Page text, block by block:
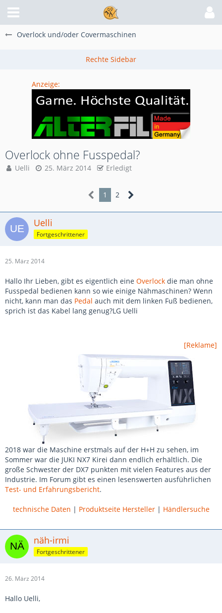
Overlock und/oder Covermaschinen
Anzeige:
Overlock ohne Fusspedal?
Uelli 25. März 2014 Erledigt
1 2
Uelli
Fortgeschrittener
25. März 2014
Hallo Ihr Lieben, gibt es eigentlich eine Overlock die man ohne
Fusspedal bedienen kann so wie einige Nähmaschinen? Wenn
nicht, kann man das Pedal auch mit dem linken Fuß bedienen,
sprich ist das Kabel lang genug?LG Uelli
[Reklame]
2018 war die Maschine erstmals auf der H+H zu sehen, im
Sommer war die JUKI NX7 Kirei dann endlich erhältlich. Die
große Schwester der DX7 punkten mit vielen Features aus der
Industrie. Im Forum gibt es einen lesenswerten ausführlichen
Test- und Erfahrungsbericht.
technische Daten | Produktseite Hersteller| Händlersuche
näh-irmi
Fortgeschrittener
26. März 2014
Hallo Uelli,